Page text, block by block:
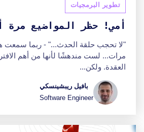
تطوير البرمجيات
أمي! حظر المواضيع مرة
"لا تحجب حلقة الحدث..." - ربما سمعت
مرات... لست مندهشًا لأنها من أهم
العقدة. ولكن...
بافيل ريبشينسكي
Software Engineer